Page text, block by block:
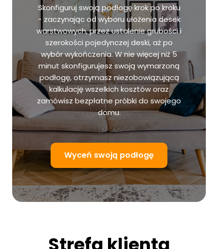
Skonfiguruj swoją podłogę krok po kroku
- zaczynając od wyboru ułożenia desek
warstwowych, przez ustalenie grubości i
szerokości pojedynczej deski, aż po
wybór wykończenia. W nie więcej niż 5
minut skonfigurujesz swoją wymarzoną
podłogę, otrzymasz niezobowiązującą
kalkulację wszelkich kosztów oraz
zamówisz bezpłatne próbki do swojego
domu.
Wyceń swoją podłogę